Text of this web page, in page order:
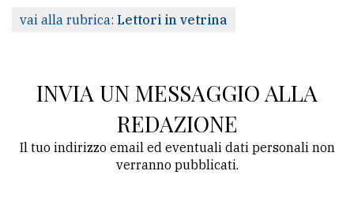
vai alla rubrica: Lettori in vetrina
INVIA UN MESSAGGIO ALLA
REDAZIONE
Il tuo indirizzo email ed eventuali dati personali non
verranno pubblicati.